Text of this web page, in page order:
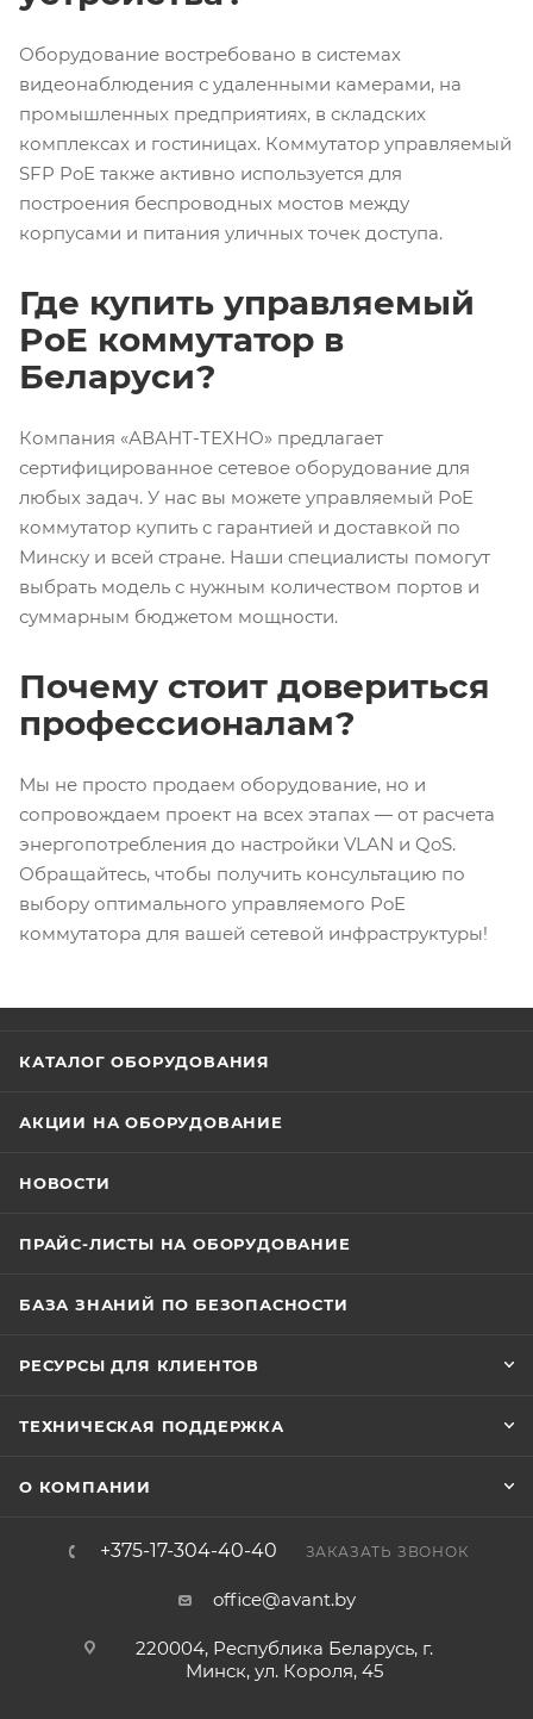
Оборудование востребовано в системах
видеонаблюдения с удаленными камерами, на
промышленных предприятиях, в складских
комплексах и гостиницах. Коммутатор управляемый
SFP PoE также активно используется для
построения беспроводных мостов между
корпусами и питания уличных точек доступа.
Где купить управляемый
PoE коммутатор в
Беларуси?
Компания «АВАНТ-ТЕХНО» предлагает
сертифицированное сетевое оборудование для
любых задач. У нас вы можете управляемый PoE
коммутатор купить с гарантией и доставкой по
Минску и всей стране. Наши специалисты помогут
выбрать модель с нужным количеством портов и
суммарным бюджетом мощности.
Почему стоит довериться
профессионалам?
Мы не просто продаем оборудование, но и
сопровождаем проект на всех этапах — от расчета
энергопотребления до настройки VLAN и QoS.
Обращайтесь, чтобы получить консультацию по
выбору оптимального управляемого PoE
коммутатора для вашей сетевой инфраструктуры!
КАТАЛОГ ОБОРУДОВАНИЯ
АКЦИИ НА ОБОРУДОВАНИЕ
НОВОСТИ
ПРАЙС-ЛИСТЫ НА ОБОРУДОВАНИЕ
БАЗА ЗНАНИЙ ПО БЕЗОПАСНОСТИ
РЕСУРСЫ ДЛЯ КЛИЕНТОВ
ТЕХНИЧЕСКАЯ ПОДДЕРЖКА
О КОМПАНИИ
+375-17-304-40-40 ЗАКАЗАТЬ ЗВОНОК
office@avant.by
220004, Республика Беларусь, г.
Минск, ул. Короля, 45